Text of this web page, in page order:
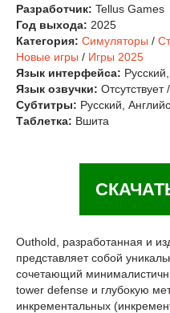
Разработчик: Tellus Games
Год выхода: 2025
Категория: Симуляторы /
Новые игры / Игры 2025
Язык интерфейса:
Язык озвучки: Отсутствует
Субтитры: Русский,
Таблетка: Вшита
Outhold, разработанная и
представляет собой
сочетающий
tower defense и глубокую
инкрементальных